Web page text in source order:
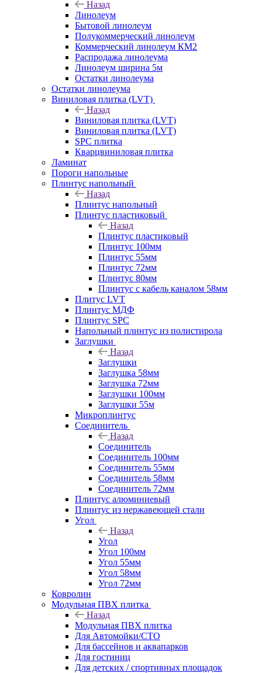
Назад
Линолеум
Бытовой линолеум
Полукоммерческий линолеум
Коммерческий линолеум КМ2
Распродажа линолеума
Линолеум ширина 5м
Остатки линолеума
Остатки линолеума
Виниловая плитка (LVT)
Назад
Виниловая плитка (LVT)
Виниловая плитка (LVT)
SPC плитка
Кварцвиниловая плитка
Ламинат
Пороги напольные
Плинтус напольный
Назад
Плинтус напольный
Плинтус пластиковый
Назад
Плинтус пластиковый
Плинтус 100мм
Плинтус 55мм
Плинтус 72мм
Плинтус 80мм
Плинтус с кабель каналом 58мм
Плитус LVT
Плинтус МДФ
Плинтус SPC
Напольный плинтус из полистирола
Заглушки
Назад
Заглушки
Заглушка 58мм
Заглушка 72мм
Заглушки 100мм
Заглушки 55м
Микроплинтус
Соединитель
Назад
Соединитель
Соединитель 100мм
Соединитель 55мм
Соединитель 58мм
Соединитель 72мм
Плинтус алюминиевый
Плинтус из нержавеющей стали
Угол
Назад
Угол
Угол 100мм
Угол 55мм
Угол 58мм
Угол 72мм
Ковролин
Модульная ПВХ плитка
Назад
Модульная ПВХ плитка
Для Автомойки/СТО
Для бассейнов и аквапарков
Для гостиниц
Для детских / спортивных площадок